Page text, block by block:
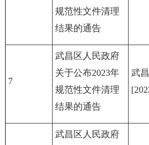
规范性文件清理
结果的通告
7
武昌区人民政府
关于公布2023年
规范性文件清理
结果的通告
武
武昌区人民政府